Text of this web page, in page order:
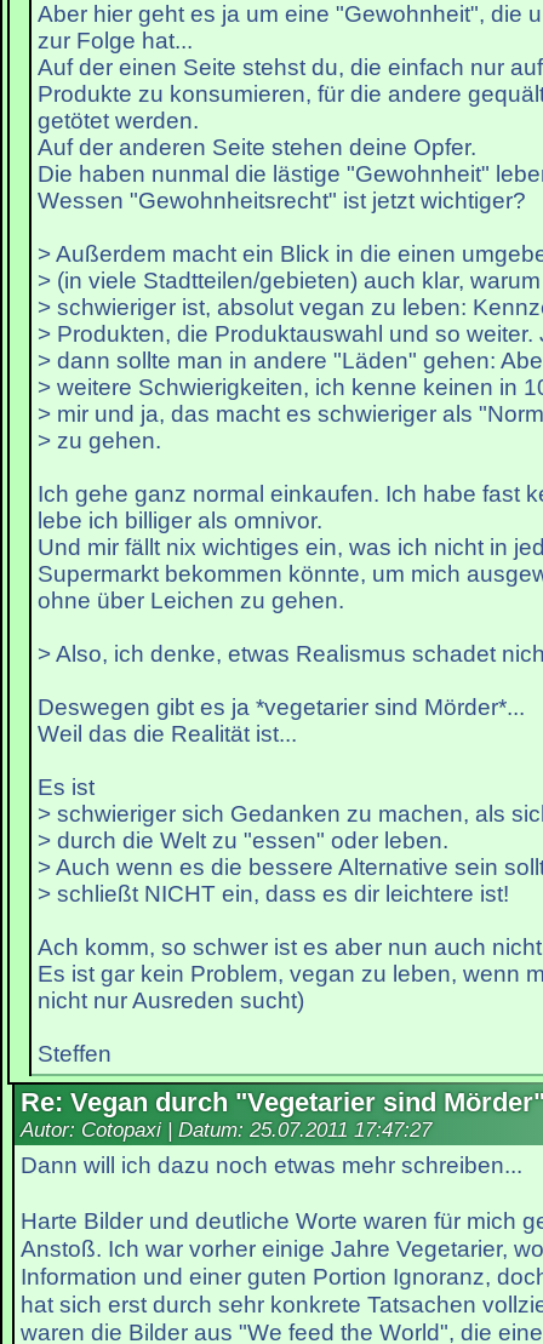
Aber hier geht es ja um eine "Gewohnheit", die
zur Folge hat...
Auf der einen Seite stehst du, die einfach nur
Produkte zu konsumieren, für die andere
getötet werden.
Auf der anderen Seite stehen deine Opfer.
Die haben nunmal die lästige "Gewohnheit"
Wessen "Gewohnheitsrecht" ist jetzt wichtiger?
> Außerdem macht ein Blick in die einen
> (in viele Stadtteilen/gebieten) auch klar,
> schwieriger ist, absolut vegan zu leben:
> Produkten, die Produktauswahl und so weiter.
> dann sollte man in andere "Läden" gehen:
> weitere Schwierigkeiten, ich kenne keinen in
> mir und ja, das macht es schwieriger als
> zu gehen.
Ich gehe ganz normal einkaufen. Ich habe fast
lebe ich billiger als omnivor.
Und mir fällt nix wichtiges ein, was ich nicht in
Supermarkt bekommen könnte, um mich
ohne über Leichen zu gehen.
> Also, ich denke, etwas Realismus schadet
Deswegen gibt es ja *vegetarier sind Mörder*...
Weil das die Realität ist...
Es ist
> schwieriger sich Gedanken zu machen, als
> durch die Welt zu "essen" oder leben.
> Auch wenn es die bessere Alternative sein
> schließt NICHT ein, dass es dir leichtere ist!
Ach komm, so schwer ist es aber nun auch
Es ist gar kein Problem, vegan zu leben, wenn
nicht nur Ausreden sucht)
Steffen
Re: Vegan durch "Vegetarier sind
Autor: Cotopaxi | Datum: 25.07.2011 17:47:27
Dann will ich dazu noch etwas mehr schreiben...
Harte Bilder und deutliche Worte waren für mich
Anstoß. Ich war vorher einige Jahre Vegetarier,
Information und einer guten Portion Ignoranz,
hat sich erst durch sehr konkrete Tatsachen
waren die Bilder aus "We feed the World", die